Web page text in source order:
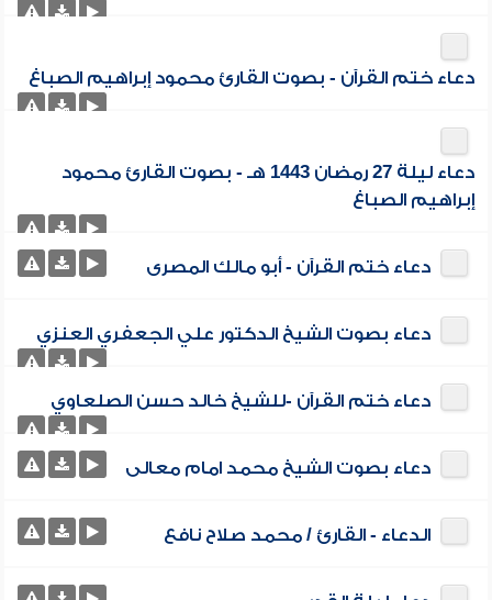
دعاء ختم القرآن - بصوت القارئ محمود إبراهيم الصباغ
دعاء ليلة 27 رمضان 1443 هـ - بصوت القارئ محمود
إبراهيم الصباغ
دعاء ختم القرآن - أبو مالك المصرى
دعاء بصوت الشيخ الدكتور علي الجعفري العنزي
دعاء ختم القرآن -للشيخ خالد حسن الصلعاوي
دعاء بصوت الشيخ محمد امام معالى
الدعاء - القارئ / محمد صلاح نافع